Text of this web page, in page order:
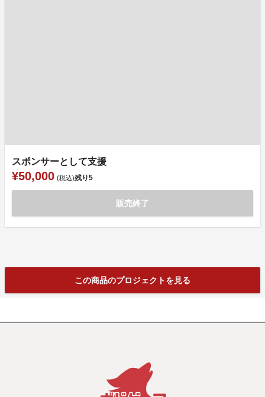
スポンサーとして支援
¥50,000 (税込)残り5
販売終了
この商品のプロジェクトを見る